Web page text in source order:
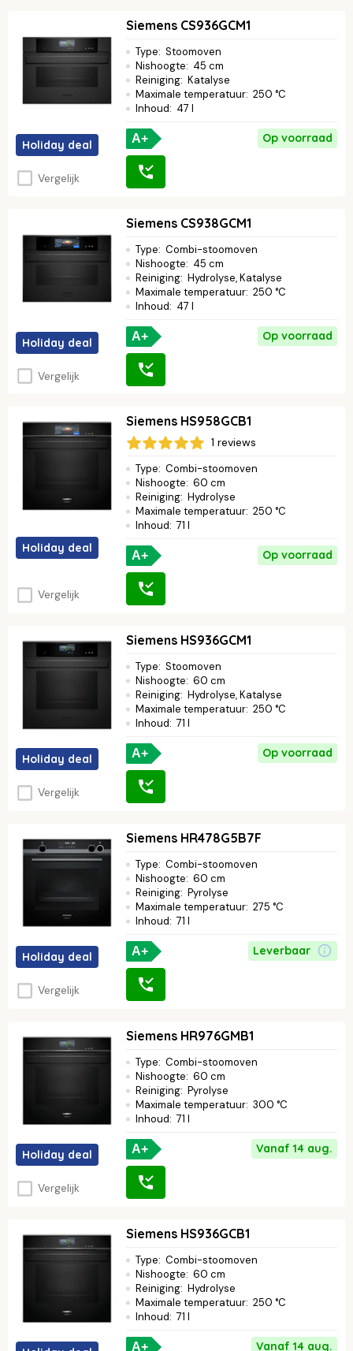
Holiday deal
Vergelijk
Siemens CS936GCM1
Type: Stoomoven
Nishoogte: 45 cm
Reiniging: Katalyse
Maximale temperatuur: 250 °C
Inhoud: 47 l
A+ Op voorraad
Holiday deal
Vergelijk
Siemens CS938GCM1
Type: Combi-stoomoven
Nishoogte: 45 cm
Reiniging: Hydrolyse, Katalyse
Maximale temperatuur: 250 °C
Inhoud: 47 l
A+ Op voorraad
Holiday deal
Vergelijk
Siemens HS958GCB1
1 reviews
Type: Combi-stoomoven
Nishoogte: 60 cm
Reiniging: Hydrolyse
Maximale temperatuur: 250 °C
Inhoud: 71 l
A+ Op voorraad
Holiday deal
Vergelijk
Siemens HS936GCM1
Type: Stoomoven
Nishoogte: 60 cm
Reiniging: Hydrolyse, Katalyse
Maximale temperatuur: 250 °C
Inhoud: 71 l
A+ Op voorraad
Holiday deal
Vergelijk
Siemens HR478G5B7F
Type: Combi-stoomoven
Nishoogte: 60 cm
Reiniging: Pyrolyse
Maximale temperatuur: 275 °C
Inhoud: 71 l
A+ Leverbaar
Holiday deal
Vergelijk
Siemens HR976GMB1
Type: Combi-stoomoven
Nishoogte: 60 cm
Reiniging: Pyrolyse
Maximale temperatuur: 300 °C
Inhoud: 71 l
A+ Vanaf 14 aug.
Siemens HS936GCB1
Type: Combi-stoomoven
Nishoogte: 60 cm
Reiniging: Hydrolyse
Maximale temperatuur: 250 °C
Inhoud: 71 l
A+ Vanaf 14 aug.